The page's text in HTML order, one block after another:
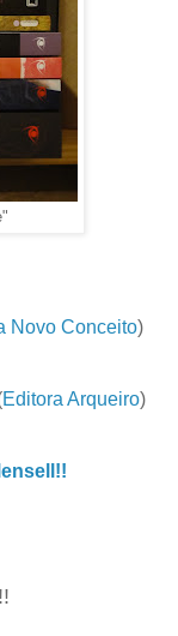
Novo Conceito)
Editora Arqueiro)